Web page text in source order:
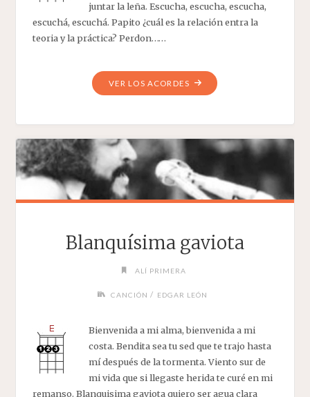
juntar la leña. Escucha, escucha, escucha,
escuchá, escuchá. Papito ¿cuál es la relación entra la
teoria y la práctica? Perdon……
VER LOS ACORDES"SOLO
PARA
Blanquísima gaviota
ALÍ PRIMERA
CANCIÓN / EDGAR LEÓN
Bienvenida a mi alma, bienvenida a mi
costa. Bendita sea tu sed que te trajo hasta
mí después de la tormenta. Viento sur de
mi vida que si llegaste herida te curé en mi
remanso. Blanquisima gaviota quiero ser agua clara